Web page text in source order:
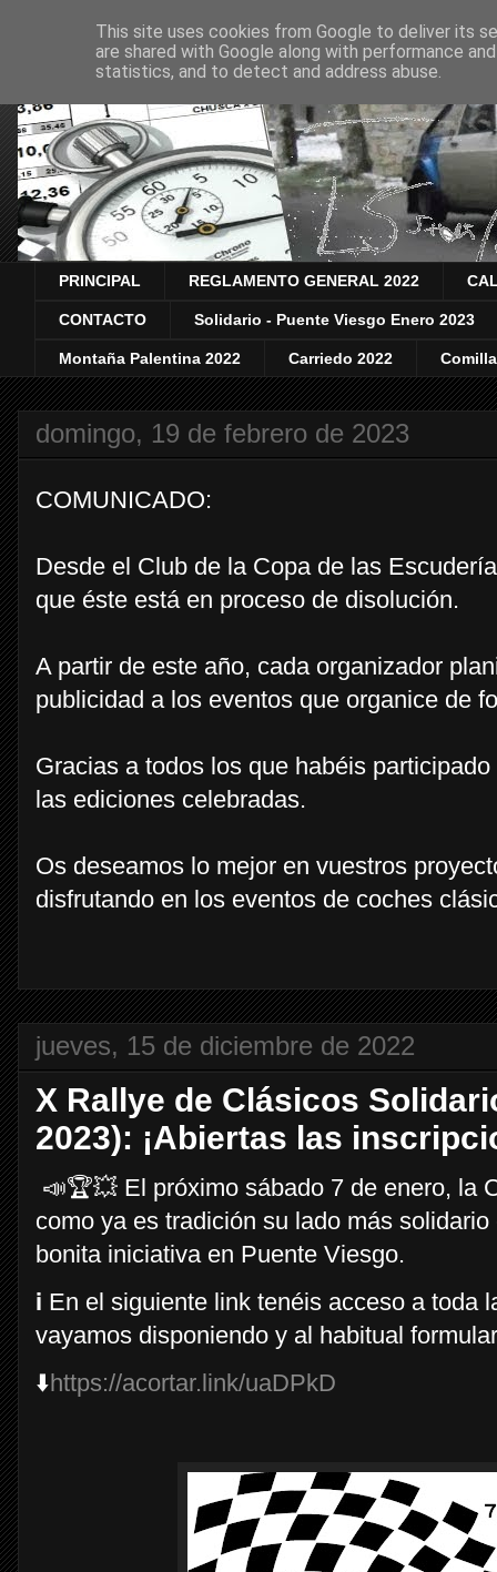
PRINCIPAL REGLAMENTO GENERAL 2022
CONTACTO Solidario - Puente Viesgo Enero 2023
Montaña Palentina 2022 Carriedo 2022
domingo, 19 de febrero de 2023
COMUNICADO:
Desde el Club de la Copa de las
que éste está en proceso de disolución.
A partir de este año, cada organizador
publicidad a los eventos que organice de
Gracias a todos los que habéis
las ediciones celebradas.
Os deseamos lo mejor en vuestros
disfrutando en los eventos de coches
jueves, 15 de diciembre de 2022
X Rallye de Clásicos
2023): ¡Abiertas las
📣🏆💥 El próximo sábado 7 de enero, la
como ya es tradición su lado más
bonita iniciativa en Puente Viesgo.
ℹ️ En el siguiente link tenéis acceso a toda
vayamos disponiendo y al habitual
⬇️https://acortar.link/uaDPkD
This site uses cookies from Google to deliver its
are shared with Google along with performance
statistics, and to detect and address abuse.